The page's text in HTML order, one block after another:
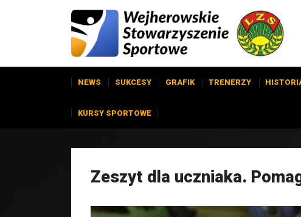
NEWS SUKCESY GRAFIK TRENERZY
KURSY SPORTOWE
Zeszyt dla uczniaka.